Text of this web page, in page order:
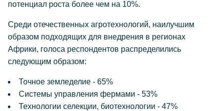
потенциал роста более чем на 10%.
Среди отечественных агротехнологий, наилучшим
образом подходящих для внедрения в регионах
Африки, голоса респондентов распределились
следующим образом:
Точное земледелие - 65%
Системы управления фермами - 53%
Технологии селекции, биотехнологии - 47%